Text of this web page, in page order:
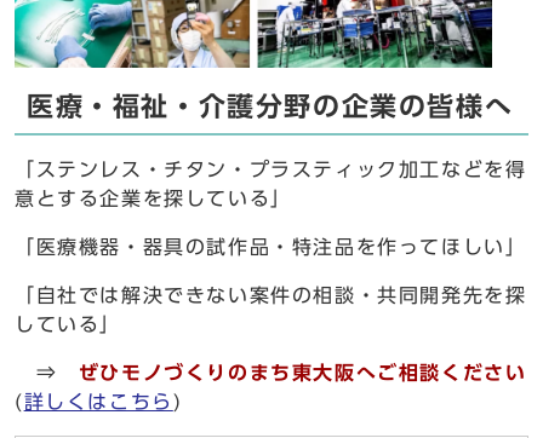
医療・福祉・介護分野の企業の皆様へ
「ステンレス・チタン・プラスティック加工などを得
意とする企業を探している」
「医療機器・器具の試作品・特注品を作ってほしい」
「自社では解決できない案件の相談・共同開発先を探
している」
⇒ ぜひ モノづくりのまち東大阪へご相談ください
(詳しくはこちら )